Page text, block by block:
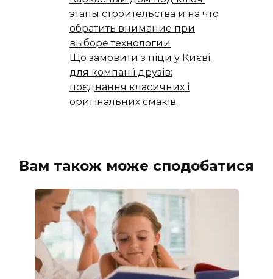
этапы строительства и на что
обратить внимание при
выборе технологии
Що замовити з піци у Києві
для компанії друзів:
поєднання класичних і
оригінальних смаків
Вам також може сподобатися